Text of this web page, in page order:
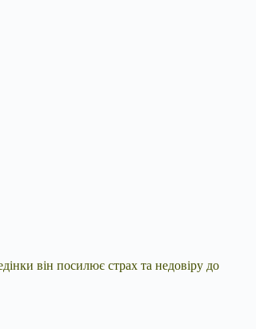
він посилює страх та недовіру до